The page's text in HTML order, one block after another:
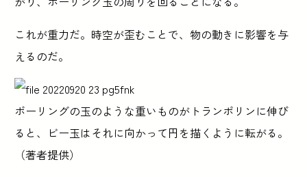
これが重力だ。時空が歪むことで、物の動きに影響を与
えるのだ。
ボーリングの玉のような重いものがトランポリンに伸び
ると、ビー玉はそれに向かって円を描くように転がる。
（著者提供）